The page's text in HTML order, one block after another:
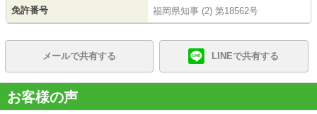
免許番号 福岡県知事 (2) 第18562号
メールで共有する LINEで共有する
お客様の声